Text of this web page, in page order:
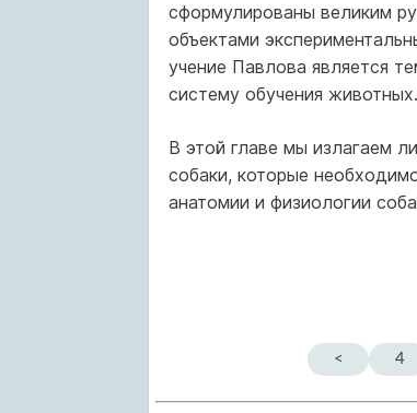
сформулированы великим
объектами
учение Павлова является
систему обучения животных.
В этой главе мы излагаем
собаки, которые
анатомии и физиологии
< 4